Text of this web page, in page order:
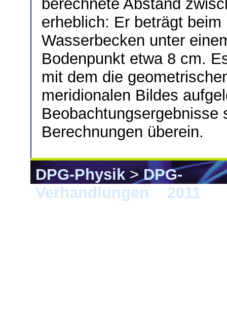
berechnete Abstand
erheblich: Er beträgt
Wasserbecken unter
Bodenpunkt etwa 8 cm.
mit dem die
meridionalen Bildes
Berechnungen überein.
DPG-Physik>DPG-
Verhandlungen
2011